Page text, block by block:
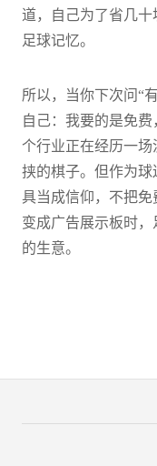
道，自己为了省几
足球记忆。
所以，当你下次问“
自己：我要的是免
个行业正在经历一
挟的棋子。但作为
具当成信仰，不把
变成广告展示板时
的生意。